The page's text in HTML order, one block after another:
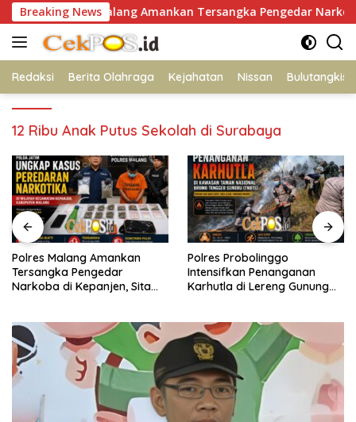
Langsung
ke
konten
Breaking News
Polres Malang Amankan Tersangka Pengedar Narkoba di
Redaksi Berita Olahraga Kejahatan Nissan Bulutangkis
12 Ribu Anak Putus Sekolah di Surabaya
Polres Malang Amankan
Tersangka Pengedar
Narkoba di Kepanjen, Sita
Polres Probolinggo
Intensifkan Penanganan
Karhutla di Lereng Gunung